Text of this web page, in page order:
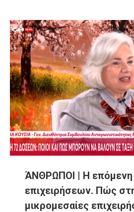
ΆΝΘΡΩΠΟΙ | Η
επιχειρήσεων. Πώς
μικρομεσαίες